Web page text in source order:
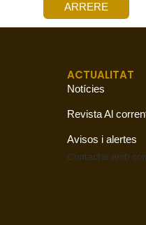
ARRERE
ACTUALITAT
Notícies
Revista Al
Avisos i alertes
Contactar amb